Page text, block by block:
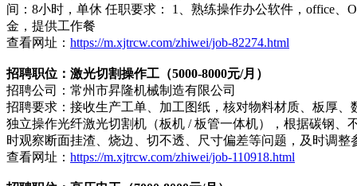
间：8小时，单休 任职要求： 1、熟练操作办公软件，office
金，提供工作餐
查看网址： https://m.xjtrcw.com/zhiwei/job-82274.html
招聘职位：激光切割操作工（5000-8000元/月）
招聘公司：常州市昇隆机械制造有限公司
招聘要求：接收生产工单、加工图纸，核对物料材质、板厚
独立操作光纤激光切割机（板机 / 板管一体机），根据碳钢
时观察断面挂渣、烧边、切不透、尺寸偏差等问题，及时调
查看网址： https://m.xjtrcw.com/zhiwei/job-110918.html